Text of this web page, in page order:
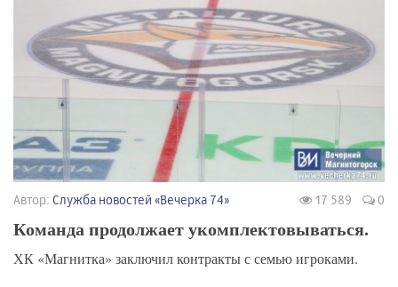
Автор: Служба новостей «Вечерка 74» 17 589 0
Команда продолжает укомплектовываться.
ХК «Магнитка» заключил контракты с семью игроками.